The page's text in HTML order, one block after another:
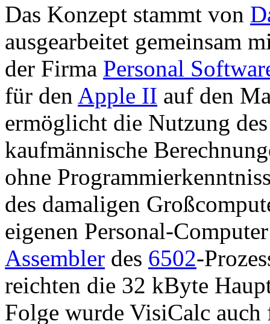
Das Konzept stammt von
ausgearbeitet gemeinsam
der Firma Personal
für den Apple II auf den
ermöglicht die Nutzung
kaufmännische
ohne
des damaligen
eigenen Personal-
Assembler des 6502-
reichten die 32 kByte
Folge wurde VisiCalc